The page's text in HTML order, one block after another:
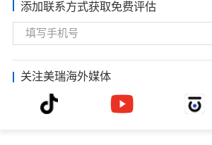
添加联系方式获取免费评估
关注美瑞海外媒体